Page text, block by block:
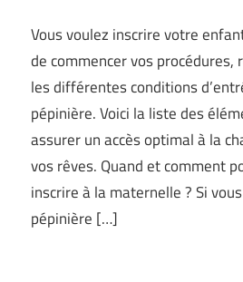
Vous voulez inscrire votre
de commencer vos procédures,
les différentes conditions
pépinière. Voici la liste des
assurer un accès optimal à la
vos rêves. Quand et comment
inscrire à la maternelle ? Si
pépinière […]